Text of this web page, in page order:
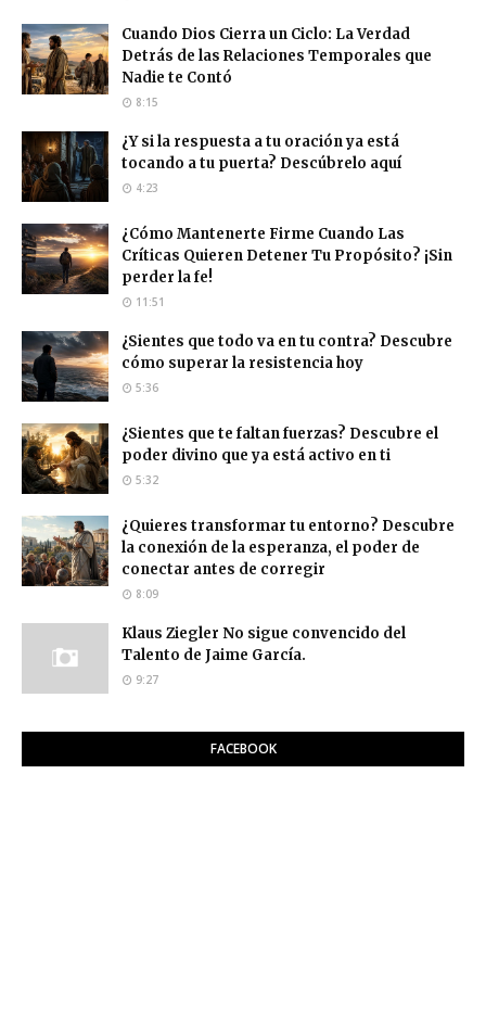
Cuando Dios Cierra un Ciclo: La Verdad
Detrás de las Relaciones Temporales que
Nadie te Contó
8:15
¿Y si la respuesta a tu oración ya está
tocando a tu puerta? Descúbrelo aquí
4:23
¿Cómo Mantenerte Firme Cuando Las
Críticas Quieren Detener Tu Propósito? ¡Sin
perder la fe!
11:51
¿Sientes que todo va en tu contra? Descubre
cómo superar la resistencia hoy
5:36
¿Sientes que te faltan fuerzas? Descubre el
poder divino que ya está activo en ti
5:32
¿Quieres transformar tu entorno? Descubre
la conexión de la esperanza, el poder de
conectar antes de corregir
8:09
Klaus Ziegler No sigue convencido del
Talento de Jaime García.
9:27
FACEBOOK